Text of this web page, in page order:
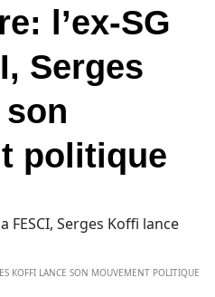
l’ex-SG
Serges
politique
KOFFI LANCE SON MOUVEMENT POLITIQUE